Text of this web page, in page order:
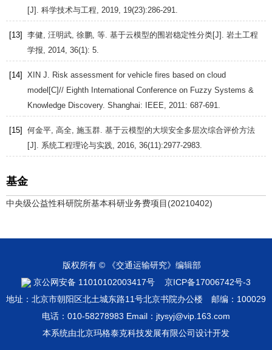
[J]. 科学技术与工程 2019 19(23):286-291.
[13] 李健, 汪明武, 徐鹏, 等. 基于云模型的围岩稳定性分类[J]. 岩土工程
学报
2014 36(1): 5.
[14] XIN J . Risk assessment for vehicle fires based on cloud
model[C]// Eighth International Conference on Fuzzy Systems &
Knowledge Discovery. Shanghai: IEEE, 2011 : 687-691.
[15]
何金平, 高全, 施玉群. 基于云模型的大坝安全多层次综合评价方法
[J]. 系统工程理论与实践 2016 36(11):2977-2983.
基金
中央级公益性科研院所基本科研业务费项目(20210402)
版权所有 © 《交通运输研究》编辑部
京公网安备 11010102003417号
京ICP备17006742号-3
地址：北京市朝阳区北土城东路11号北京书院办公楼 邮编：100029
电话：010-58278983 Email：jtysyj@vip.163.com
本系统由北京玛格泰克科技发展有限公司设计开发